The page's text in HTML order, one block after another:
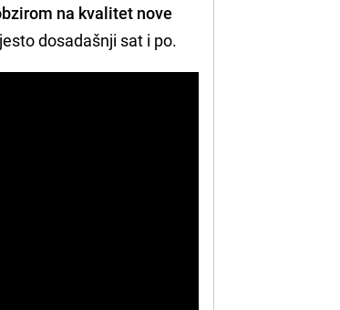
na kvalitet nove
dosadašnji sat i po.